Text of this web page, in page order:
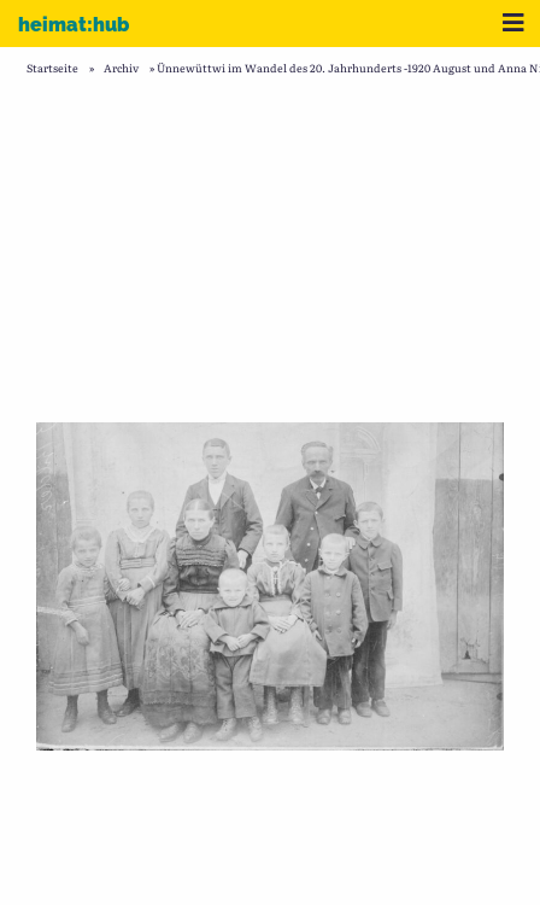
Zum Inhalt
heimat:hub
Startseite » Archiv »Ünnewüttwi im Wandel des 20. Jahrhunderts -1920 August und Anna